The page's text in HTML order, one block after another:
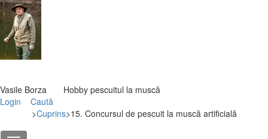
Vasile Borza Hobby pescuitul la muscă
Login
Caută
>Cuprins>15. Concursul de pescuit la muscă artificială